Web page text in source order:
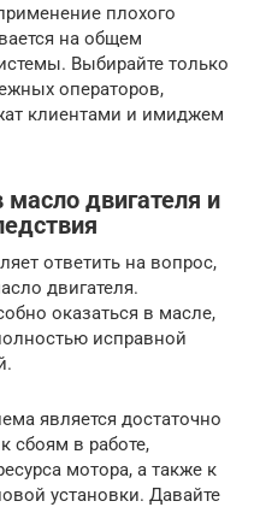
плохого
на общем
Выбирайте только
операторов,
клиентами и имиджем
двигателя и
ответить на вопрос,
двигателя.
оказаться в масле,
исправной
является достаточно
сбоям в работе,
мотора, а также к
установки. Давайте